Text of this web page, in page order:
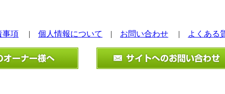
事項 | 個人情報について | お問い合わせ | よくある